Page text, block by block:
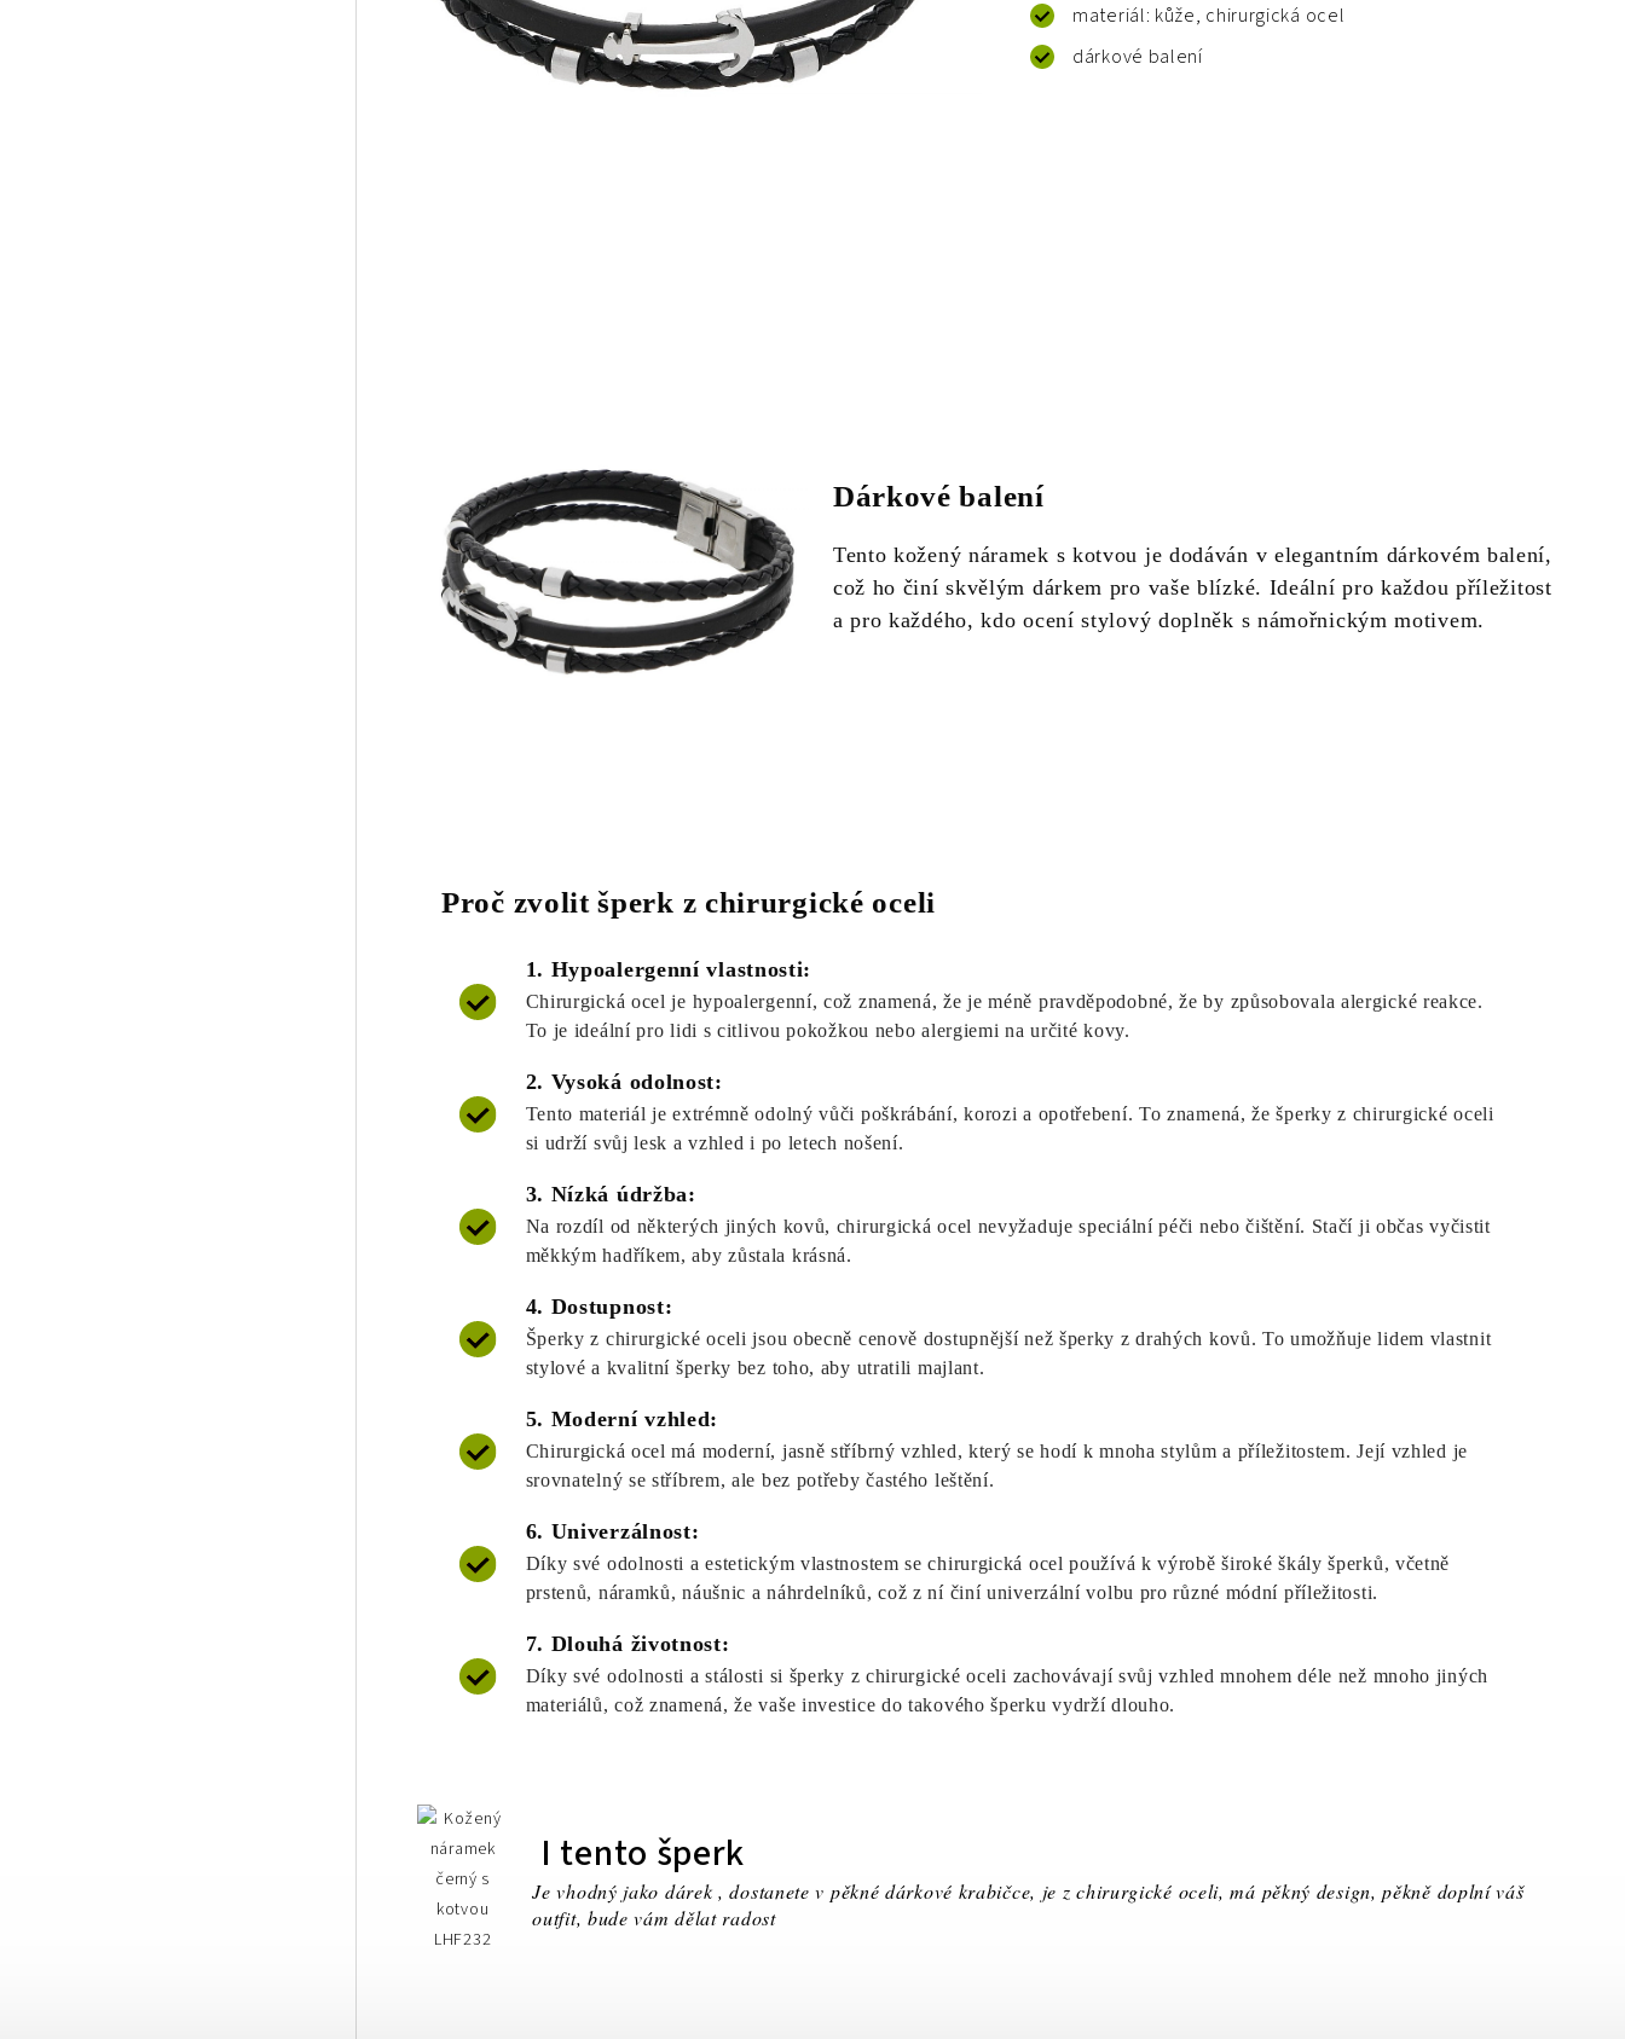
materiál: kůže, chirurgická ocel
dárkové balení
Dárkové balení
Tento kožený náramek s kotvou je dodáván v elegantním dárkovém balení,
což ho činí skvělým dárkem pro vaše blízké. Ideální pro každou příležitost
a pro každého, kdo ocení stylový doplněk s námořnickým motivem.
Proč zvolit šperk z chirurgické oceli
1. Hypoalergenní vlastnosti:
Chirurgická ocel je hypoalergenní, což znamená, že je méně pravděpodobné, že by způsobovala alergické reakce.
To je ideální pro lidi s citlivou pokožkou nebo alergiemi na určité kovy.
2. Vysoká odolnost:
Tento materiál je extrémně odolný vůči poškrábání, korozi a opotřebení. To znamená, že šperky z chirurgické oceli
si udrží svůj lesk a vzhled i po letech nošení.
3. Nízká údržba:
Na rozdíl od některých jiných kovů, chirurgická ocel nevyžaduje speciální péči nebo čištění. Stačí ji občas vyčistit
měkkým hadříkem, aby zůstala krásná.
4. Dostupnost:
Šperky z chirurgické oceli jsou obecně cenově dostupnější než šperky z drahých kovů. To umožňuje lidem vlastnit
stylové a kvalitní šperky bez toho, aby utratili majlant.
5. Moderní vzhled:
Chirurgická ocel má moderní, jasně stříbrný vzhled, který se hodí k mnoha stylům a příležitostem. Její vzhled je
srovnatelný se stříbrem, ale bez potřeby častého leštění.
6. Univerzálnost:
Díky své odolnosti a estetickým vlastnostem se chirurgická ocel používá k výrobě široké škály šperků, včetně
prstenů, náramků, náušnic a náhrdelníků, což z ní činí univerzální volbu pro různé módní příležitosti.
7. Dlouhá životnost:
Díky své odolnosti a stálosti si šperky z chirurgické oceli zachovávají svůj vzhled mnohem déle než mnoho jiných
materiálů, což znamená, že vaše investice do takového šperku vydrží dlouho.
I tento šperk
Je vhodný jako dárek , dostanete v pěkné dárkové krabičce, je z chirurgické oceli, má pěkný design, pěkně doplní váš
outfit, bude vám dělat radost